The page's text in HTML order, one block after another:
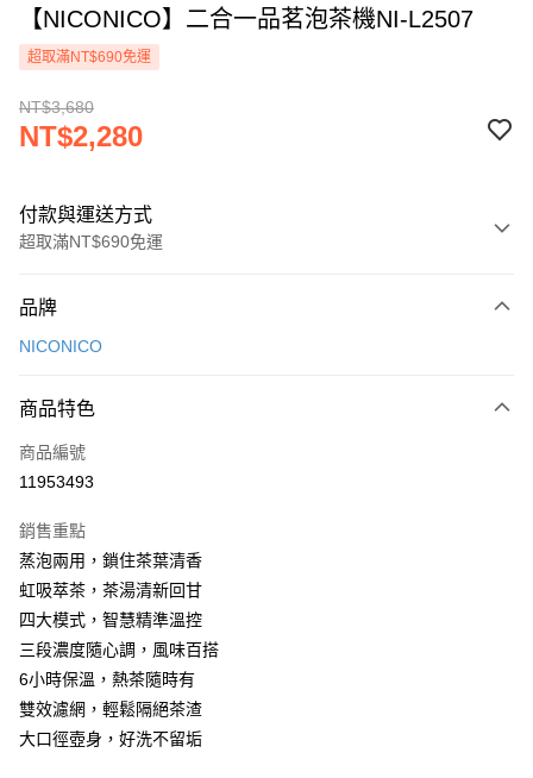
【NICONICO】二合一品茗泡茶機NI-L2507
超取滿NT$690免運
NT$3,680
NT$2,280
付款與運送方式
超取滿NT$690免運
信用卡一次付款
3 期 0 利率 每期
合作金庫商業銀行
上海商業儲蓄銀行
臺灣中小企業銀行
匯豐（台灣）商業銀行
聯邦商業銀行
元大商業銀行
玉山商業銀行
台灣樂天信用卡公司
超商取貨付款
LINE Pay
Apple Pay
街口支付
悠遊付
AFTEE先享後付
相關說明
AFTEE先享後付是「在收到商品之後才付款」的支付方式。 讓您購物簡單
ATM付款
品牌
NICONICO
商品特色
商品編號
11953493
銷售重點
蒸泡兩用，鎖住茶葉清香
虹吸萃茶，茶湯清新回甘
四大模式，智慧精準溫控
三段濃度隨心調，風味百搭
6小時保溫，熱茶隨時有
雙效濾網，輕鬆隔絕茶渣
大口徑壺身，好洗不留垢